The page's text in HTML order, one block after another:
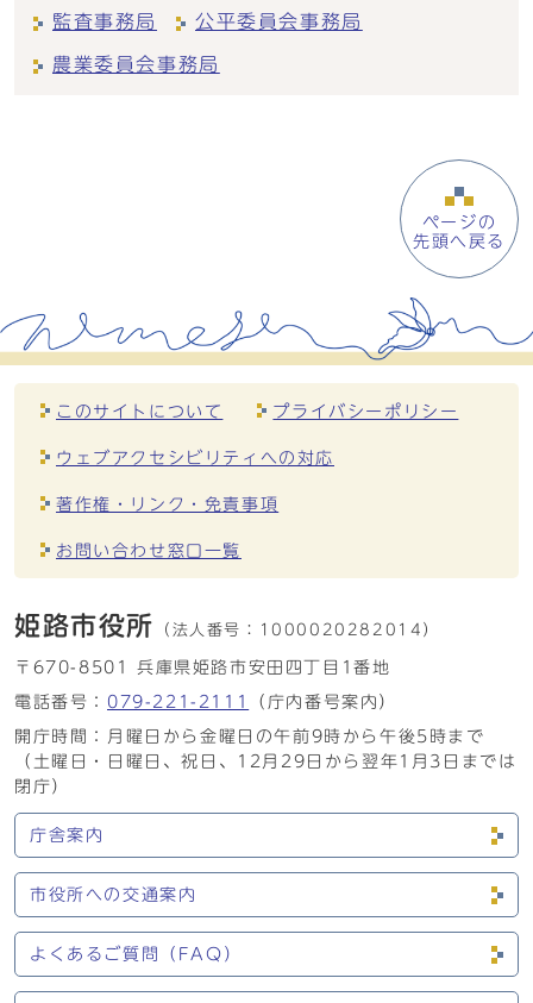
監査事務局 公平委員会事務局
農業委員会事務局
ページの
先頭へ戻る
このサイトについて プライバシーポリシー
ウェブアクセシビリティへの対応
著作権・リンク・免責事項
お問い合わせ窓口一覧
姫路市役所 （法人番号： 1000020282014）
〒670-8501 兵庫県姫路市安田四丁目1番地
電話番号： 079-221-2111
（庁内番号案内）
開庁時間：月曜日から金曜日の午前9時から午後5時まで
（土曜日・日曜日、祝日、12月29日から翌年1月3日までは
閉庁）
庁舎案内
市役所への交通案内
よくあるご質問（FAQ）